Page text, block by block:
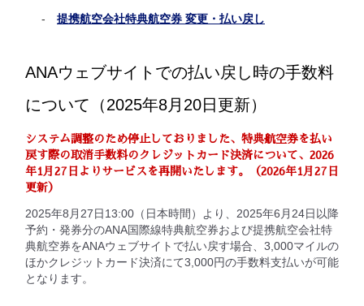
提携航空会社特典航空券 変更・払い戻し
ANAウェブサイトでの払い戻し時の手数料
について（2025年8月20日更新）
システム調整のため停止しておりました、特典航空券を払い
戻す際の取消手数料のクレジットカード決済について、2026
年1月27日よりサービスを再開いたします。（2026年1月27日
更新）
2025年8月27日13:00（日本時間）より、2025年6月24日以降
予約・発券分のANA国際線特典航空券および提携航空会社特
典航空券をANAウェブサイトで払い戻す場合、3,000マイルの
ほかクレジットカード決済にて3,000円の手数料支払いが可能
となります。